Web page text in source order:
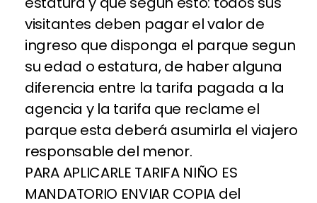
visitantes deben pagar el valor de
ingreso que disponga el parque segun
su edad o estatura, de haber alguna
diferencia entre la tarifa pagada a la
agencia y la tarifa que reclame el
parque esta deberá asumirla el viajero
responsable del menor.
PARA APLICARLE TARIFA NIÑO ES
MANDATORIO ENVIAR COPIA del